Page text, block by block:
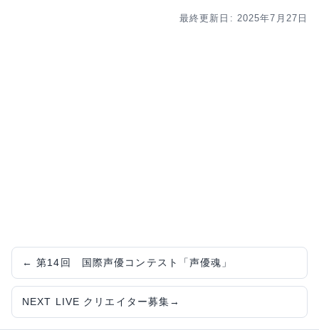
最終更新日: 2025年7月27日
← 第14回 国際声優コンテスト「声優魂」
NEXT LIVE クリエイター募集→